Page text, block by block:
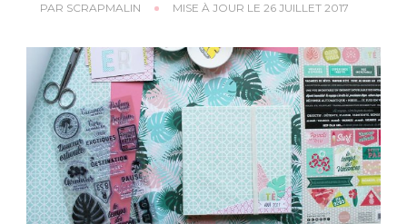
PAR SCRAPMALIN MISE À JOUR LE 26 JUILLET 2017